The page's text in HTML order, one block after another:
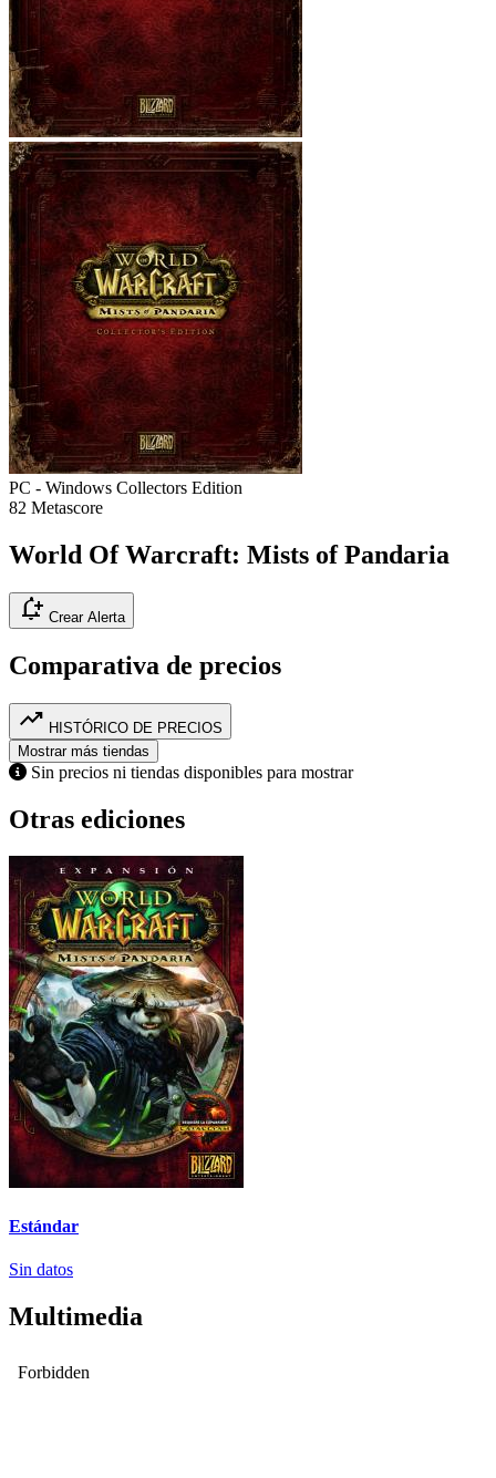
PC - Windows Collectors Edition
82 Metascore
World Of Warcraft: Mists of Pandaria
notification_add Crear Alerta
Comparativa de precios
trending_up HISTÓRICO DE PRECIOS
Mostrar más tiendas
Sin precios ni tiendas disponibles para mostrar
Otras ediciones
Estándar
Sin datos
Multimedia